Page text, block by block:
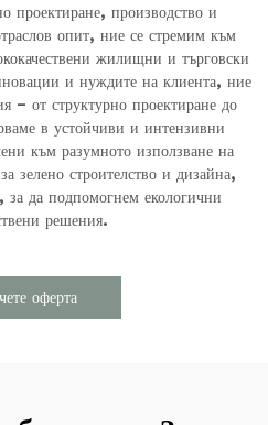
проектиране, производство и
опит, ние се стремим към
жилищни и търговски
и нуждите на клиента, ние
– от структурно проектиране до
в устойчиви и интензивни
към разумното използване на
зелено строителство и дизайна,
да подпомогнем екологични
решения.
оферта